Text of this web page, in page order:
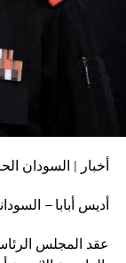
أخبار | السودان
أديس أبابا –
عقد المجلس